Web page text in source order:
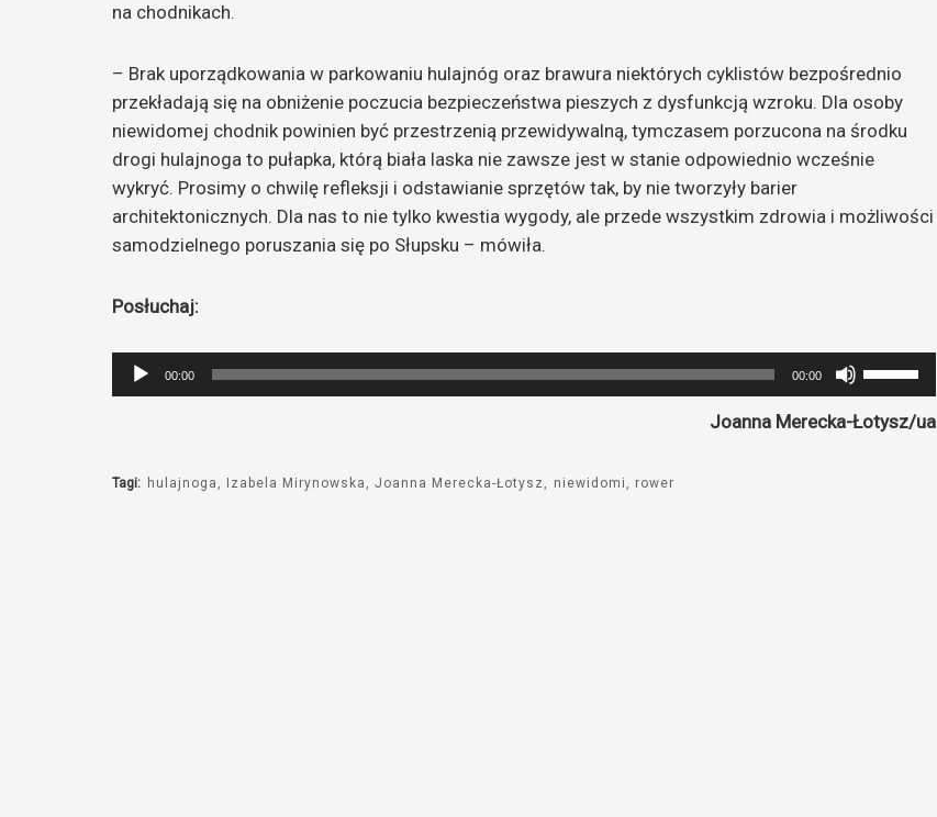
na chodnikach.
– Brak uporządkowania w parkowaniu hulajnóg oraz brawura niektórych cyklistów bezpośrednio
przekładają się na obniżenie poczucia bezpieczeństwa pieszych z dysfunkcją wzroku. Dla osoby
niewidomej chodnik powinien być przestrzenią przewidywalną, tymczasem porzucona na środku
drogi hulajnoga to pułapka, którą biała laska nie zawsze jest w stanie odpowiednio wcześnie
wykryć. Prosimy o chwilę refleksji i odstawianie sprzętów tak, by nie tworzyły barier
architektonicznych. Dla nas to nie tylko kwestia wygody, ale przede wszystkim zdrowia i możliwości
samodzielnego poruszania się po Słupsku – mówiła.
Posłuchaj:
Odtwarzacz
plików
00:00 00:00
strzałek
do
Joanna Merecka-Łotysz/ua
Tagi: hulajnoga Izabela Mirynowska Joanna Merecka-Łotysz niewidomi rower